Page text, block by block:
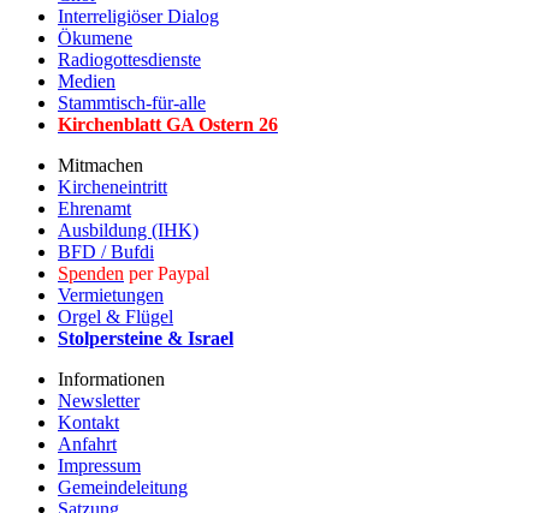
Interreligiöser Dialog
Ökumene
Radiogottesdienste
Medien
Stammtisch-für-alle
Kirchenblatt GA Ostern 26
Mitmachen
Kircheneintritt
Ehrenamt
Ausbildung (IHK)
BFD / Bufdi
Spenden per Paypal
Vermietungen
Orgel & Flügel
Stolpersteine & Israel
Informationen
Newsletter
Kontakt
Anfahrt
Impressum
Gemeindeleitung
Satzung